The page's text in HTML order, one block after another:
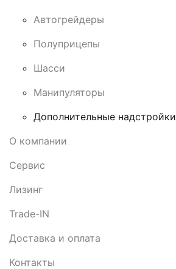
Автогрейдеры
Полуприцепы
Шасси
Манипуляторы
Дополнительные надстройки
О компании
Сервис
Лизинг
Trade-IN
Доставка и оплата
Контакты